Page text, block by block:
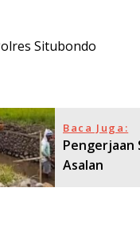
Situbondo
Baca Juga:
Pengerjaan
Asalan